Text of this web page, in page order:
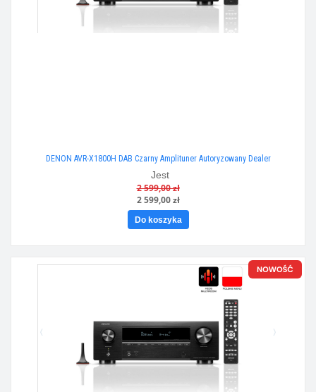
DENON AVR-X1800H DAB Czarny Amplituner Autoryzowany Dealer
Jest
2 599,00 zł
2 599,00 zł
Do koszyka